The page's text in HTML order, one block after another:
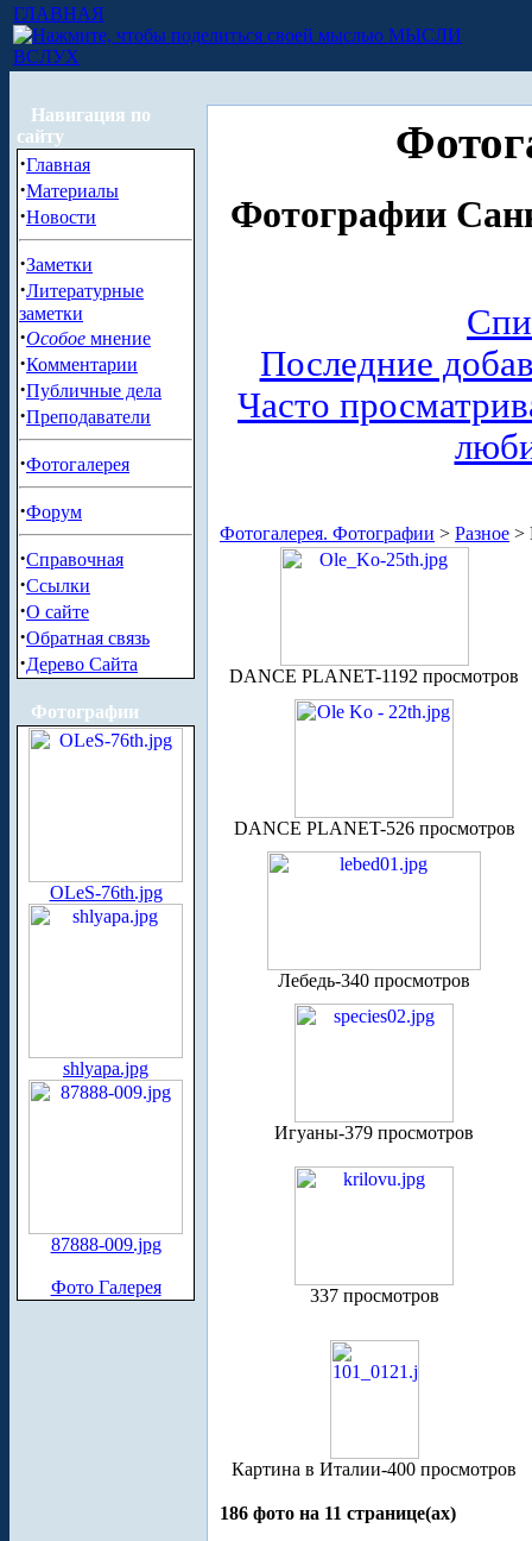
ГЛАВНАЯ
МЫСЛИ
ВСЛУХ
Навигация по
сайту
·Главная
·Материалы
·Новости
·Заметки
·Литературные
заметки
·Особое мнение
·Комментарии
·Публичные дела
·Преподаватели
·Фотогалерея
·Форум
·Справочная
·Ссылки
·О сайте
·Обратная связь
·Дерево Сайта
Фотографии
OLeS-76th.jpg
shlyapa.jpg
87888-009.jpg
Фото Галерея
Фотографии
Последние
Часто
Фотогалерея. Фотографии > Разное >
DANCE PLANET-1192 просмотров
DANCE PLANET-526 просмотров
Лебедь-340 просмотров
Игуаны-379 просмотров
337 просмотров
Картина в Италии-400 просмотров
186 фото на 11 странице(ах)